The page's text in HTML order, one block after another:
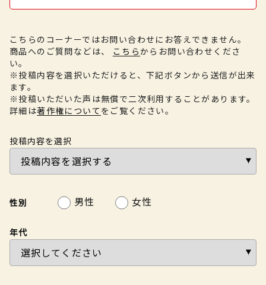
こちらのコーナーではお問い合わせにお答えできません。
商品へのご質問などは、
こちらからお問い合わせくださ
い。
※投稿内容を選択いただけると、下記ボタンから送信が出来
ます。
※投稿いただいた声は無償で二次利用することがあります。
詳細は著作権について をご覧ください。
投稿内容を選択
性別 男性 女性
年代